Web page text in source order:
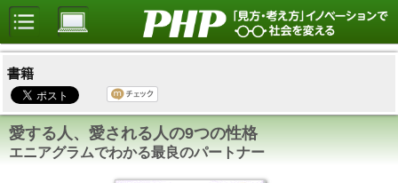
書籍
愛する人、愛される人の9つの性格
エニアグラムでわかる最良のパートナー